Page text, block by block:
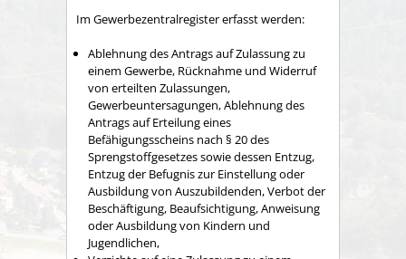
Im Gewerbezentralregister erfasst werden:
Ablehnung des Antrags auf Zulassung zu
einem Gewerbe, Rücknahme und Widerruf
von erteilten Zulassungen,
Gewerbeuntersagungen, Ablehnung des
Antrags auf Erteilung eines
Befähigungsscheins nach § 20 des
Sprengstoffgesetzes sowie dessen Entzug,
Entzug der Befugnis zur Einstellung oder
Ausbildung von Auszubildenden, Verbot der
Beschäftigung, Beaufsichtigung, Anweisung
oder Ausbildung von Kindern und
Jugendlichen,